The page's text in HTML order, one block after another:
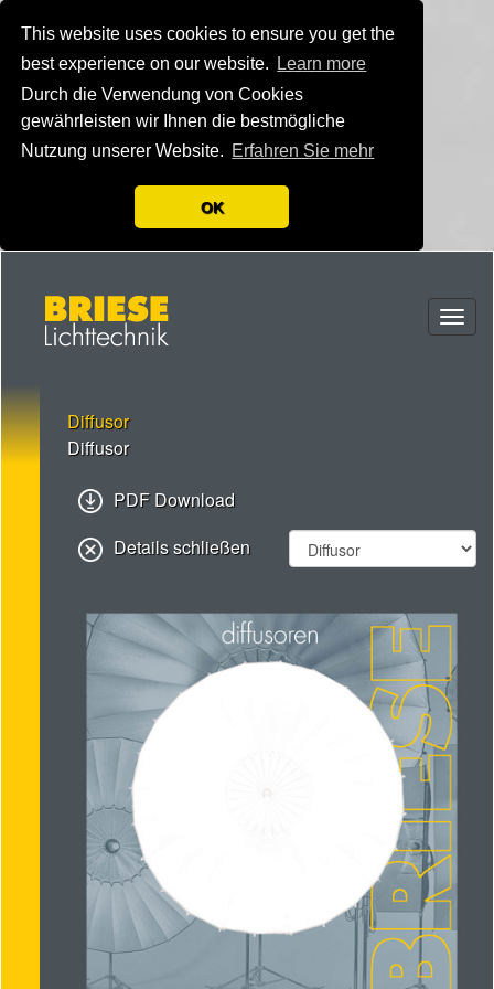
This website uses cookies to ensure you get the
best experience on our website.
Learn more
Durch die Verwendung von Cookies
gewährleisten wir Ihnen die bestmögliche
Nutzung unserer Website. Erfahren Sie mehr
OK
Diffusor
Diffusor
PDF Download
Details schließen